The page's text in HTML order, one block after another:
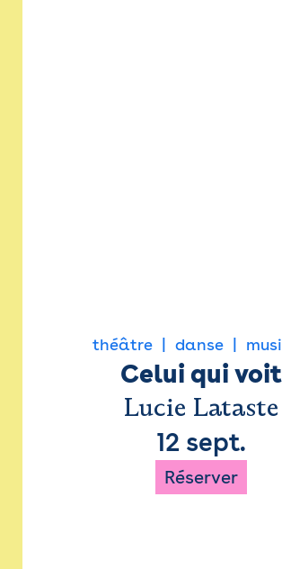
théâtre danse
Celui qui voit
Lucie Lataste
12 sept.
Réserver